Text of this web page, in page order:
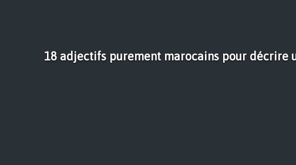
18 adjectifs purement marocains pour décrire